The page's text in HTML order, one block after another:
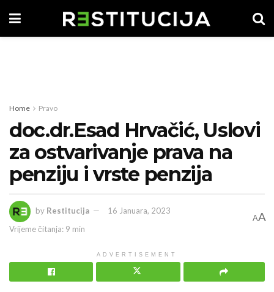
Home Pravo
doc.dr.Esad Hrvačić, Uslovi
za ostvarivanje prava na
penziju i vrste penzija
by Restitucija
16 Januara, 2023
Vrijeme čitanja: 9 min
AA
ADVERTISEMENT